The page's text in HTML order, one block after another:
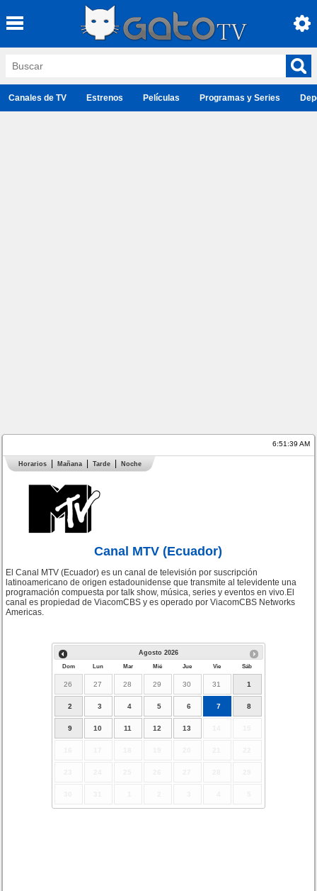
Canales de TV Estrenos Películas Programas y Series
6:51:39 AM
Horarios Mañana Tarde Noche
Canal MTV (Ecuador)
El Canal MTV (Ecuador) es un canal de televisión por suscripción
latinoamericano de origen estadounidense que transmite al televidente una
programación compuesta por talk show, música, series y eventos en vivo.El
canal es propiedad de ViacomCBS y es operado por ViacomCBS Networks
Americas.
Agosto 2026
Dom Lun Mar Mié Jue Vie Sáb
26 27 28 29 30 31 1
2 3 4 5 6 7 8
9 10 11 12 13